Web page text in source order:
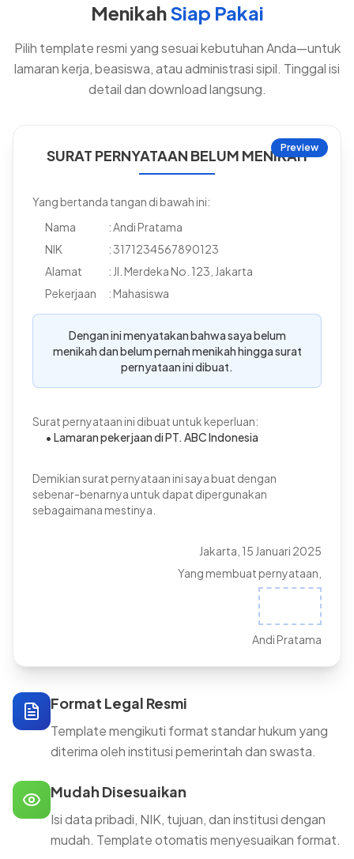
MenikahSiap Pakai
Pilih template resmi yang sesuai kebutuhan Anda—untuk
lamaran kerja, beasiswa, atau administrasi sipil. Tinggal isi
detail dan download langsung.
SURAT PERNYATAAN BELUM MENIKAH
Yang bertanda tangan di bawah ini:
Nama
: Andi Pratama
NIK
: 3171234567890123
Alamat
: Jl. Merdeka No. 123, Jakarta
Pekerjaan
: Mahasiswa
Dengan ini menyatakan bahwa saya belum
menikah dan belum pernah menikah hingga surat
pernyataan ini dibuat.
Surat pernyataan ini dibuat untuk keperluan:
• Lamaran pekerjaan di PT. ABC Indonesia
Demikian surat pernyataan ini saya buat dengan
sebenar-benarnya untuk dapat dipergunakan
sebagaimana mestinya.
Jakarta, 15 Januari 2025
Yang membuat pernyataan,
Andi Pratama
Preview
Format Legal Resmi
Template mengikuti format standar hukum yang
diterima oleh institusi pemerintah dan swasta.
Mudah Disesuaikan
Isi data pribadi, NIK, tujuan, dan institusi dengan
mudah. Template otomatis menyesuaikan format.